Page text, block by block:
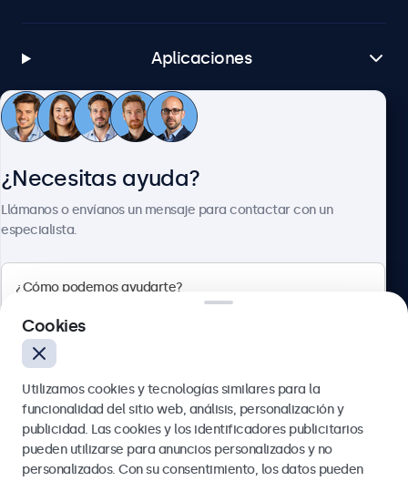
Aplicaciones
Atención al cliente
4.8/5 la valoración de 5000+ empresas
Español
¿Necesitas ayuda?
Llámanos o envíanos un mensaje para contactar con un
especialista.
Enviar
Cookies
Utilizamos cookies y tecnologías similares para la
funcionalidad del sitio web, análisis, personalización y
publicidad. Las cookies y los identificadores publicitarios
pueden utilizarse para anuncios personalizados y no
personalizados. Con su consentimiento, los datos pueden